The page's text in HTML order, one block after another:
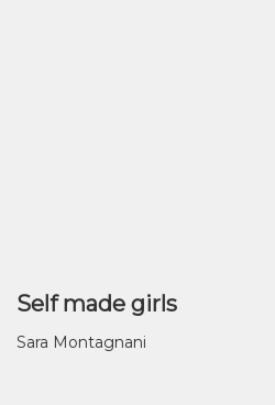
Self made girls
Sara Montagnani